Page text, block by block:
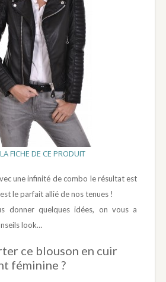
FICHE DE CE PRODUIT
une infinité de combo le résultat est
le parfait allié de nos tenues !
donner quelques idées, on vous a
look…
ce blouson en cuir
féminine ?